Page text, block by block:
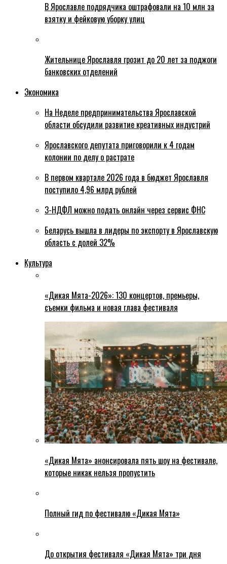
В Ярославле подрядчика оштрафовали на 10 млн за
взятку и фейковую уборку улиц
Жительнице Ярославля грозит до 20 лет за поджоги
банковских отделений
Экономика
На Неделе предпринимательства Ярославской
области обсудили развитие креативных индустрий
Ярославского депутата приговорили к 4 годам
колонии по делу о растрате
В первом квартале 2026 года в бюджет Ярославля
поступило 4,96 млрд рублей
3-НДФЛ можно подать онлайн через сервис ФНС
Беларусь вышла в лидеры по экспорту в Ярославскую
область с долей 32%
Культура
«Дикая Мята-2026»: 130 концертов, премьеры,
съемки фильма и новая глава фестиваля
«Дикая Мята» анонсировала пять шоу на фестивале,
которые никак нельзя пропустить
Полный гид по фестивалю «Дикая Мята»
До открытия фестиваля «Дикая Мята» три дня